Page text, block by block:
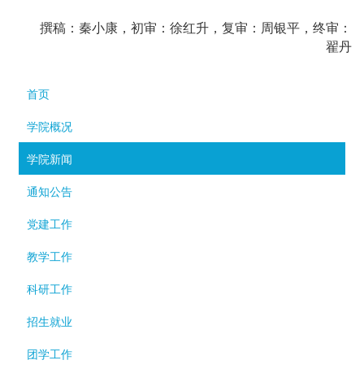
撰稿：秦小康，初审：徐红升，复审：周银平，终审：
翟丹
首页
学院概况
学院新闻
通知公告
党建工作
教学工作
科研工作
招生就业
团学工作